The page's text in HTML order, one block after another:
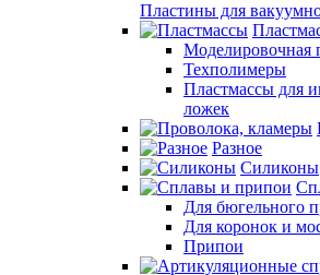
Пластины для
Моделировочная
Техполимеры
Пластмассы для
ложек
Разное
Силиконы
Для бюгельного
Для коронок и
Припои